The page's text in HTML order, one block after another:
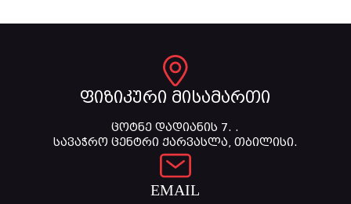
ფიზიკური მისამართი
ცოტნე დადიანის 7. .
სავაჭრო ცენტრი ქარვასლა, თბილისი.
EMAIL